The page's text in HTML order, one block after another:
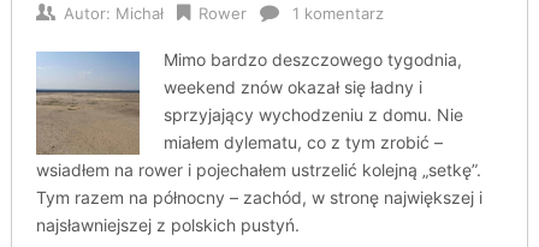
Autor: Michał Rower 1 komentarz
Mimo bardzo deszczowego tygodnia,
weekend znów okazał się ładny i
sprzyjający wychodzeniu z domu. Nie
miałem dylematu, co z tym zrobić –
wsiadłem na rower i pojechałem ustrzelić kolejną „setkę”.
Tym razem na północny – zachód, w stronę największej i
najsławniejszej z polskich pustyń.